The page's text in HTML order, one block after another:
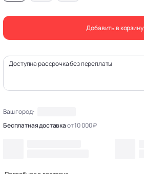
Добавить в корзину
Доступна рассрочка без переплаты
Ваш город:
Бесплатная доставкаот 10 000 ₽